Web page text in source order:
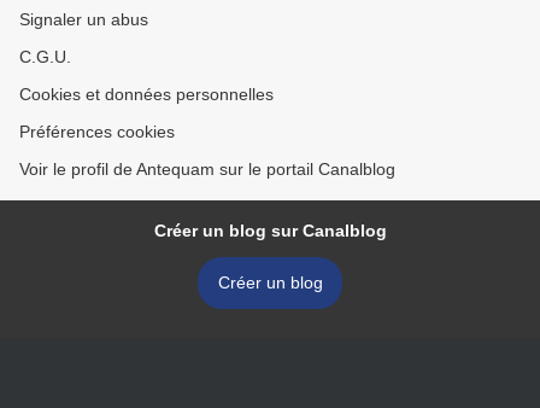
Signaler un abus
C.G.U.
Cookies et données personnelles
Préférences cookies
Voir le profil de Antequam sur le portail Canalblog
Créer un blog sur Canalblog
Créer un blog